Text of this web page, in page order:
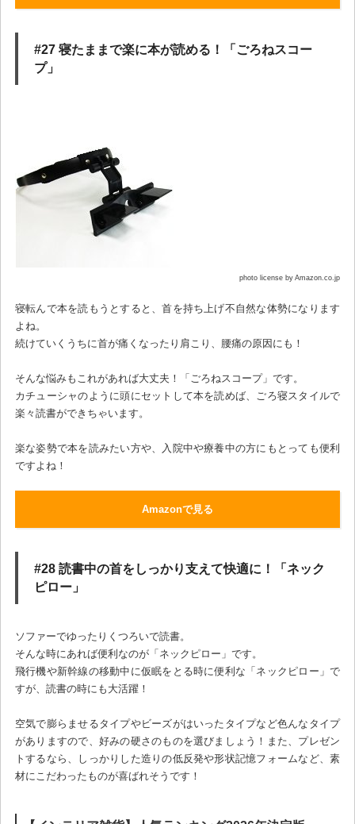
#27 寝たままで楽に本が読める！「ごろねスコー
プ」
photo license by Amazon.co.jp
寝転んで本を読もうとすると、首を持ち上げ不自然な体勢になります
よね。
続けていくうちに首が痛くなったり肩こり、腰痛の原因にも！
そんな悩みもこれがあれば大丈夫！「ごろねスコープ」です。
カチューシャのように頭にセットして本を読めば、ごろ寝スタイルで
楽々読書ができちゃいます。
楽な姿勢で本を読みたい方や、入院中や療養中の方にもとっても便利
ですよね！
Amazonで見る
#28 読書中の首をしっかり支えて快適に！「ネック
ピロー」
ソファーでゆったりくつろいで読書。
そんな時にあれば便利なのが「ネックピロー」です。
飛行機や新幹線の移動中に仮眠をとる時に便利な「ネックピロー」で
すが、読書の時にも大活躍！
空気で膨らませるタイプやビーズがはいったタイプなど色んなタイプ
がありますので、好みの硬さのものを選びましょう！また、プレゼン
トするなら、しっかりした造りの低反発や形状記憶フォームなど、素
材にこだわったものが喜ばれそうです！